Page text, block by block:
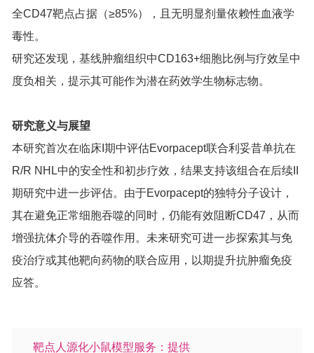
全CD47靶点占据（≥85%），且无明显剂量依赖性血液学
毒性。
研究还发现，基线肿瘤组织中CD163+细胞比例与疗效呈中
度负相关，提示其可能作为潜在药效学生物标志物。
研究意义与展望
本研究首次在临床I期中评估Evorpacept联合利妥昔单抗在
R/R NHL中的安全性和初步疗效，结果支持该组合在后续II
期研究中进一步评估。由于Evorpacept的独特分子设计，
其在避免正常细胞吞噬的同时，仍能有效阻断CD47，从而
增强抗体介导的吞噬作用。未来研究可进一步探索其与免
疫治疗或其他靶向药物的联合应用，以期提升抗肿瘤免疫
应答。
靶点人源化小鼠模型服务：提供